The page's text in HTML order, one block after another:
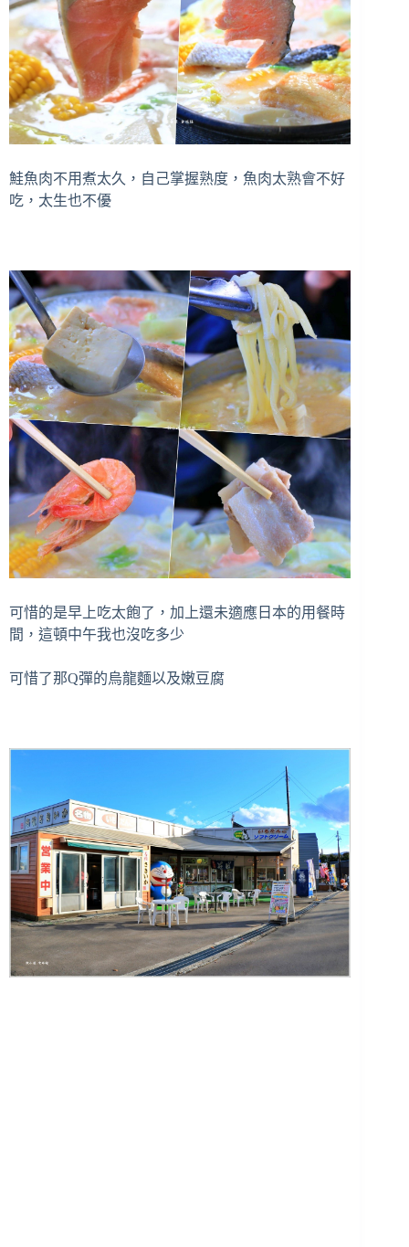
鮭魚肉不用煮太久，自己掌握熟度，魚肉太熟會不好
吃，太生也不優
可惜的是早上吃太飽了，加上還未適應日本的用餐時
間，這頓中午我也沒吃多少
可惜了那Q彈的烏龍麵以及嫩豆腐